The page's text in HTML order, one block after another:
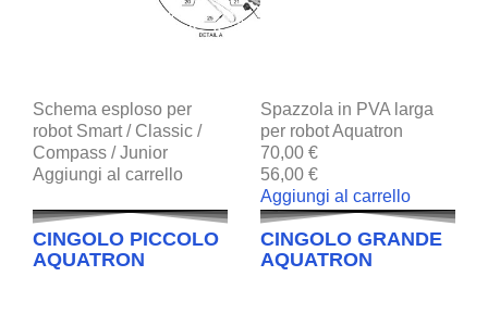
Schema esploso per
robot Smart / Classic /
Compass / Junior
Aggiungi al carrello
Spazzola in PVA larga
per robot Aquatron
70,00 €
56,00 €
Aggiungi al carrello
CINGOLO PICCOLO
AQUATRON
CINGOLO GRANDE
AQUATRON